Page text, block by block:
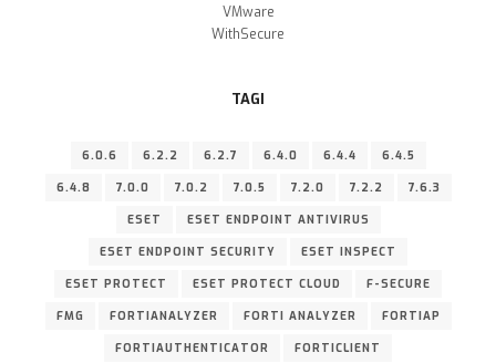
VMware
WithSecure
TAGI
6.0.6 6.2.2 6.2.7 6.4.0 6.4.4 6.4.5
6.4.8 7.0.0 7.0.2 7.0.5 7.2.0 7.2.2 7.6.3
ESET ESET ENDPOINT ANTIVIRUS
ESET ENDPOINT SECURITY ESET INSPECT
ESET PROTECT ESET PROTECT CLOUD F-SECURE
FMG FORTIANALYZER FORTI ANALYZER FORTIAP
FORTIAUTHENTICATOR FORTICLIENT